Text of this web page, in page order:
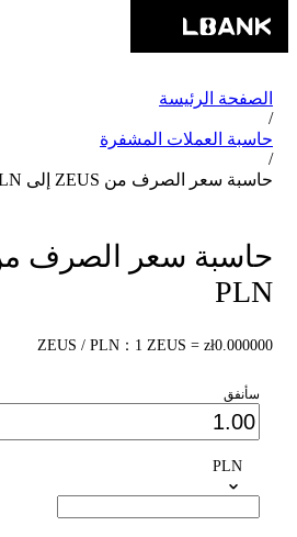
الصفحة الرئيسة
/
حاسبة العملات المشفرة
/
حاسبة سعر الصرف من ZEUS إلى PLN
PLN
ZEUS / PLN：1 ZEUS = zł0.000000
سأنفق
PLN